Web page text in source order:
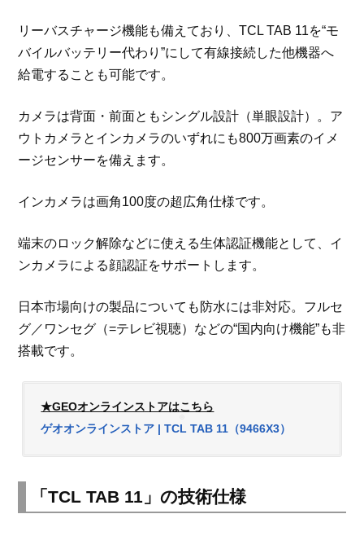
リーバスチャージ機能も備えており、TCL TAB 11を“モ
バイルバッテリー代わり”にして有線接続した他機器へ
給電することも可能です。
カメラは背面・前面ともシングル設計（単眼設計）。ア
ウトカメラとインカメラのいずれにも800万画素のイメ
ージセンサーを備えます。
インカメラは画角100度の超広角仕様です。
端末のロック解除などに使える生体認証機能として、イ
ンカメラによる顔認証をサポートします。
日本市場向けの製品についても防水には非対応。フルセ
グ／ワンセグ（=テレビ視聴）などの“国内向け機能”も非
搭載です。
★GEOオンラインストアはこちら
ゲオオンラインストア | TCL TAB 11（9466X3）
「TCL TAB 11」の技術仕様